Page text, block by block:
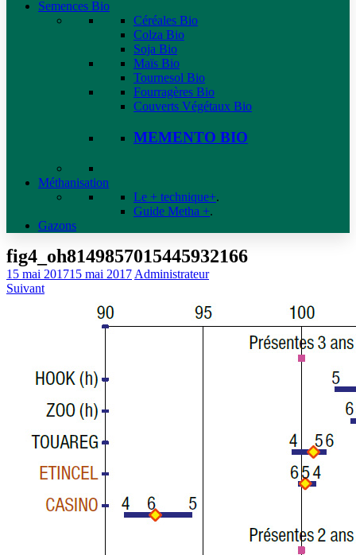
Semences Bio
Céréales Bio
Colza Bio
Soja Bio
Maïs Bio
Tournesol Bio
Fourragères Bio
Couverts Végétaux Bio
MEMENTO BIO
Méthanisation
Le + technique+.
Guide Metha +.
Gazons
fig4_oh8149857015445932166
15 mai 201715 mai 2017 Administrateur
Suivant